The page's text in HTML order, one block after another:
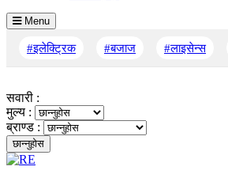
Menu
#इलेक्ट्रिक #बजाज #लाइसेन्स
सवारी :
मुल्य :
ब्राण्ड :